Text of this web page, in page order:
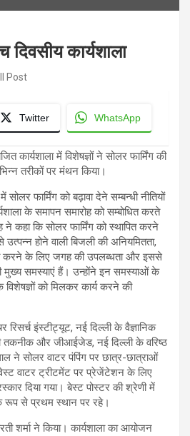
दिवसीय कार्यशाला
Post
Twitter WhatsApp
कार्यशाला में विशेषज्ञों ने सोलर फार्मिंग की
तरीकों पर मंथन किया।
सोलर फार्मिंग को बढ़ावा देने सम्बन्धी नीतियों
के समापन समारोह को सम्बोधित करते
ने कहा कि सोलर फार्मिंग को स्थापित करने
होने वाली बिजली की अनियमितता,
करने के लिए जगह की उपलब्धता और इससे
मुख्य समस्याएं हैं। उन्होंने इन समस्याओं के
विशेषज्ञों को मिलकर कार्य करने की
रिसर्च इंस्टीट्यूट, नई दिल्ली के वैज्ञानिक
तकनीक और जीआईजेड, नई दिल्ली के वरिष्ठ
ने सोलर वाटर पंपिंग पर छात्र-छात्राओं
वाटर ट्रीटमेंट पर प्रेजेंटेशन के लिए
दिया गया। बेस्ट पोस्टर की श्रेणी में
रूप से प्रथम स्थान पर रहे।
शर्मा ने किया। कार्यशाला का आयोजन